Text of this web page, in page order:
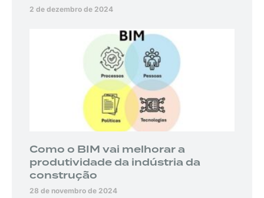
2 de dezembro de 2024
Como o BIM vai melhorar a
produtividade da indústria da
construção
28 de novembro de 2024